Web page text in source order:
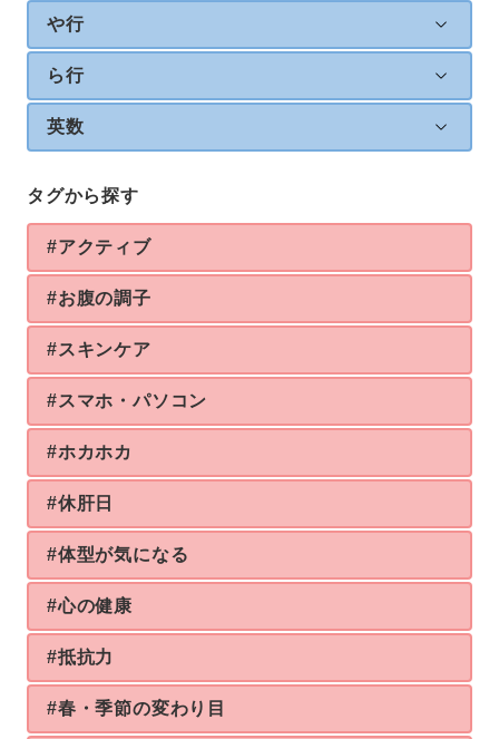
や行
ら行
英数
タグから探す
#アクティブ
#お腹の調子
#スキンケア
#スマホ・パソコン
#ホカホカ
#休肝日
#体型が気になる
#心の健康
#抵抗力
#春・季節の変わり目